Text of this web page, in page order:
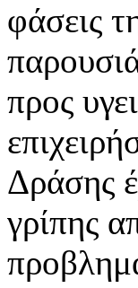
φάσεις
προς
Δράσης
γρίπης